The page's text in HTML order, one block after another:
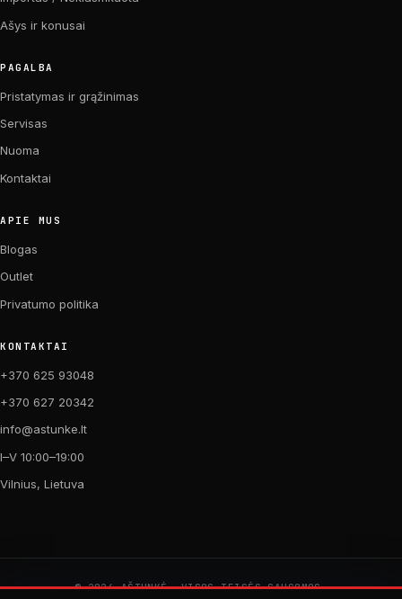
Ašys ir konusai
PAGALBA
Pristatymas ir grąžinimas
Servisas
Nuoma
Kontaktai
APIE MUS
Blogas
Outlet
Privatumo politika
KONTAKTAI
+370 625 93048
+370 627 20342
info@astunke.lt
I–V 10:00–19:00
Vilnius, Lietuva
© 2026 AŠTUNKĖ. VISOS TEISĖS SAUGOMOS.